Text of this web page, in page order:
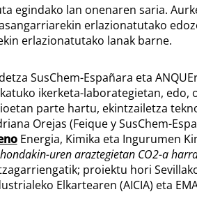
egindako lan onenaren saria.
erlazionatutako
erlazionatutako lanak barne.
SusChem-Españara eta
ikerketa-laborategietan, edo,
parte hartu, ekintzailetza
Orejas (Feique y SusChem-
Energia, Kimika eta Ingurumen
uren araztegietan CO2-a
proiektu hori
Elkartearen (AICIA) eta